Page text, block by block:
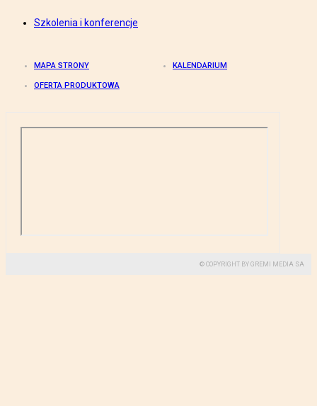
Szkolenia i konferencje
MAPA STRONY KALENDARIUM
OFERTA PRODUKTOWA
© COPYRIGHT BY GREMI MEDIA SA